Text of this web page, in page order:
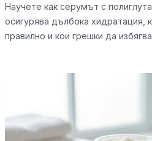
Научете как серумът с
осигурява дълбока хидратация,
правилно и кои грешки да